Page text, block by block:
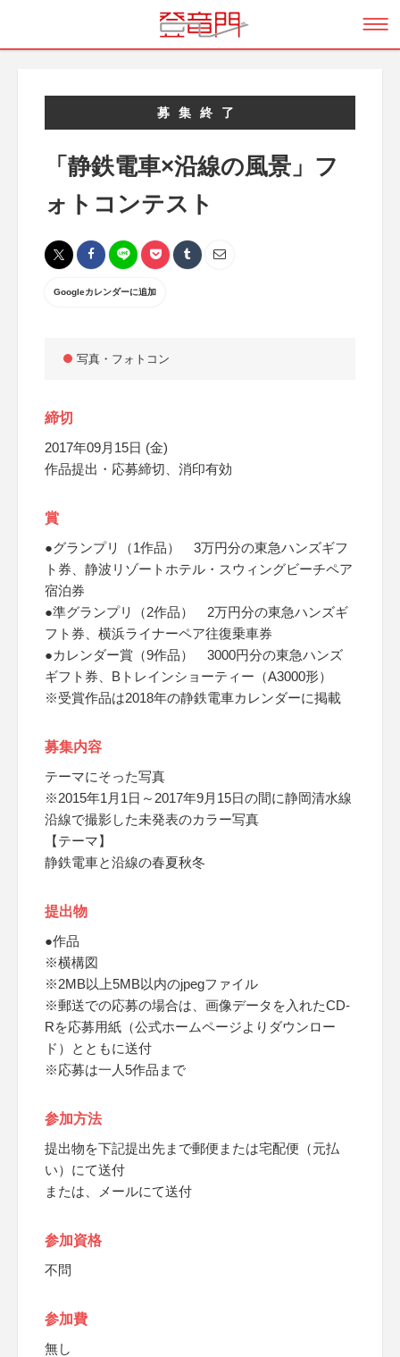
募集終了
「静鉄電車×沿線の風景」フ
ォトコンテスト
Googleカレンダーに追加
写真・フォトコン
締切
2017年09月15日 (金)
作品提出・応募締切、消印有効
賞
●グランプリ（1作品） 3万円分の東急ハンズギフ
ト券、静波リゾートホテル・スウィングビーチペア
宿泊券
●準グランプリ（2作品） 2万円分の東急ハンズギ
フト券、横浜ライナーペア往復乗車券
●カレンダー賞（9作品） 3000円分の東急ハンズ
ギフト券、Bトレインショーティー（A3000形）
※受賞作品は2018年の静鉄電車カレンダーに掲載
募集内容
テーマにそった写真
※2015年1月1日～2017年9月15日の間に静岡清水線
沿線で撮影した未発表のカラー写真
【テーマ】
静鉄電車と沿線の春夏秋冬
提出物
●作品
※横構図
※2MB以上5MB以内のjpegファイル
※郵送での応募の場合は、画像データを入れたCD-
Rを応募用紙（公式ホームページよりダウンロー
ド）とともに送付
※応募は一人5作品まで
参加方法
提出物を下記提出先まで郵便または宅配便（元払
い）にて送付
または、メールにて送付
参加資格
不問
参加費
無し